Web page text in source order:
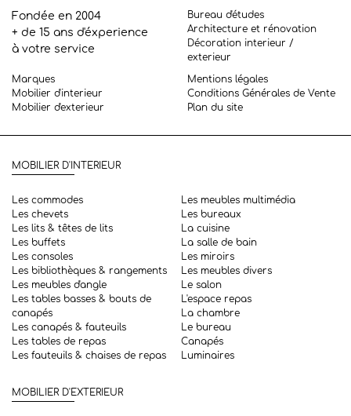
Fondée en 2004
+ de 15 ans d'éxperience
à votre service
Bureau d'études
Architecture et rénovation
Décoration interieur /
exterieur
Marques
Mobilier d'interieur
Mobilier d'exterieur
Mentions légales
Conditions Générales de Vente
Plan du site
MOBILIER D'INTERIEUR
Les commodes
Les chevets
Les lits & têtes de lits
Les buffets
Les consoles
Les bibliothèques & rangements
Les meubles d'angle
Les tables basses & bouts de
canapés
Les canapés & fauteuils
Les tables de repas
Les fauteuils & chaises de repas
Les meubles multimédia
Les bureaux
La cuisine
La salle de bain
Les miroirs
Les meubles divers
Le salon
L'espace repas
La chambre
Le bureau
Canapés
Luminaires
MOBILIER D'EXTERIEUR